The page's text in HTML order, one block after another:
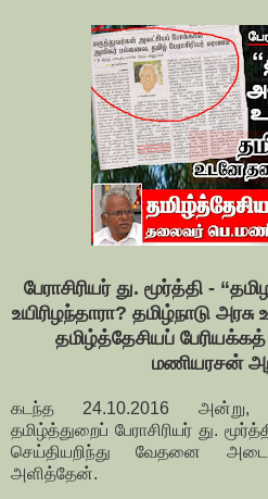
பேராசிரியர் து. மூர்த்தி -
உயிரிழந்தாரா? தமிழ்நாடு
தமிழ்த்தேசியப்
மணியரசன்
கடந்த 24.10.2016 அன்று,
தமிழ்த்துறைப் பேராசிரியர் து.
செய்தியறிந்து வேதனை
அளித்தேன்.